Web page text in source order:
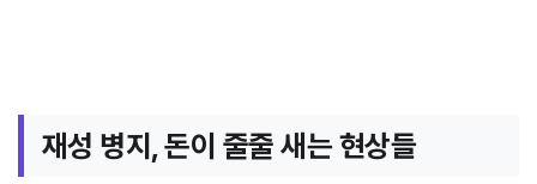
재성 병지, 돈이 줄줄 새는 현상들